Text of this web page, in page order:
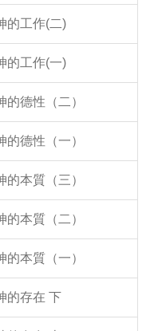
的工作(二)
的工作(一)
德性（二）
德性（一）
本質（三）
本質（二）
本質（一）
的存在 下